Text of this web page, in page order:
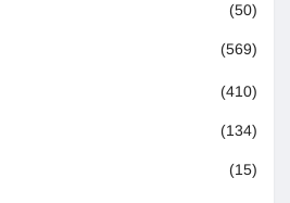
(50)
(569)
(410)
(134)
(15)